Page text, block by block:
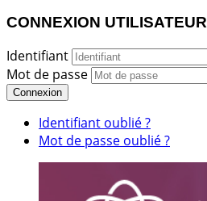
CONNEXION UTILISATEUR
Identifiant
Mot de passe
Connexion
Identifiant oublié ?
Mot de passe oublié ?